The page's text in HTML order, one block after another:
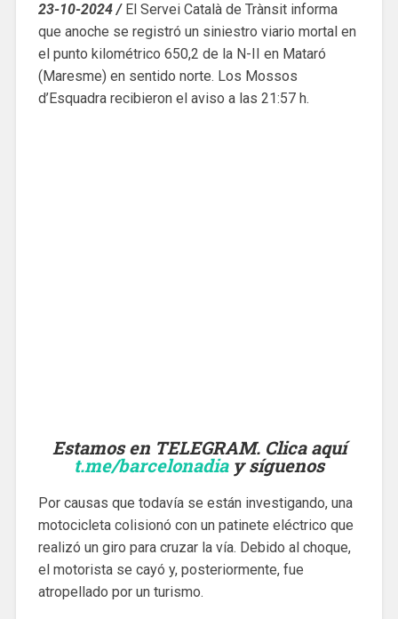
23-10-2024 /El Servei Català de Trànsit informa
que anoche se registró un siniestro viario mortal en
el punto kilométrico 650,2 de la N-II en Mataró
(Maresme) en sentido norte. Los Mossos
d’Esquadra recibieron el aviso a las 21:57 h.
Estamos en TELEGRAM. Clica aquí
t.me/barcelonadia y síguenos
Por causas que todavía se están investigando, una
motocicleta colisionó con un patinete eléctrico que
realizó un giro para cruzar la vía. Debido al choque,
el motorista se cayó y, posteriormente, fue
atropellado por un turismo.